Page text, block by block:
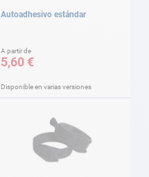
Autoadhesivo estándar
A partir de
5,60 €
Disponible en varias versiones